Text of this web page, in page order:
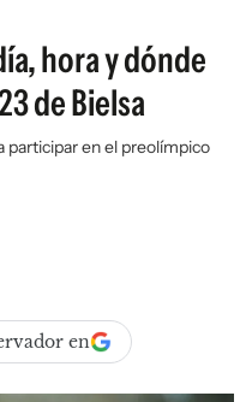
hora y dónde
de Bielsa
participar en el preolímpico
en